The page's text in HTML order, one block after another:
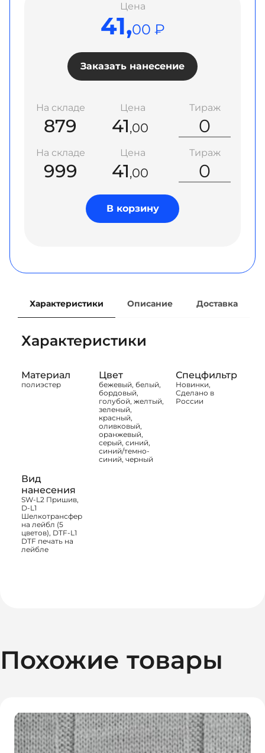
Цена
41,00 ₽
Заказать нанесение
На складе Цена Тираж
879 41,00
На складе Цена Тираж
999 41,00
В корзину
Характеристики Описание Доставка
Характеристики
Материал
полиэстер
Цвет
бежевый, белый,
бордовый,
голубой, желтый,
зеленый,
красный,
оливковый,
оранжевый,
серый, синий,
синий/темно-
синий, черный
Спецфильтр
Новинки,
Сделано в
России
Вид
нанесения
SW-L2 Пришив,
D-L1
Шелкотрансфер
на лейбл (5
цветов), DTF-L1
DTF печать на
лейбле
Похожие товары